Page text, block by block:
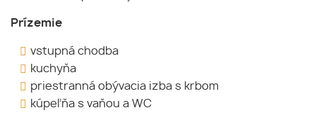
Prízemie
vstupná chodba
kuchyňa
priestranná obývacia izba s krbom
kúpeľňa s vaňou a WC